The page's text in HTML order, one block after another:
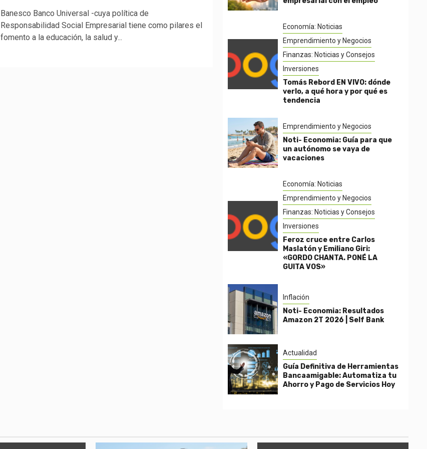
Banesco Banco Universal -cuya política de
Responsabilidad Social Empresarial tiene como pilares el
fomento a la educación, la salud y...
Economía: Noticias
Emprendimiento y Negocios
Finanzas: Noticias y Consejos
Inversiones
Tomás Rebord EN VIVO: dónde
verlo, a qué hora y por qué es
tendencia
Emprendimiento y Negocios
Noti- Economia: Guía para que
un autónomo se vaya de
vacaciones
Economía: Noticias
Emprendimiento y Negocios
Finanzas: Noticias y Consejos
Inversiones
Feroz cruce entre Carlos
Maslatón y Emiliano Giri:
«GORDO CHANTA. PONÉ LA
GUITA VOS»
Inflación
Noti- Economia: Resultados
Amazon 2T 2026 | Self Bank
Actualidad
Guía Definitiva de Herramientas
Bancaamigable: Automatiza tu
Ahorro y Pago de Servicios Hoy